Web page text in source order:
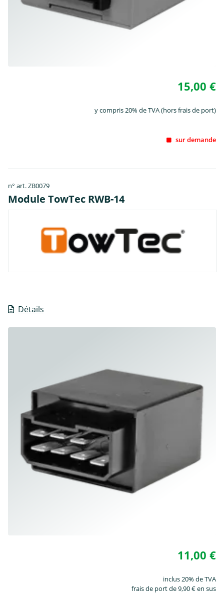
15,00 €
y compris 20% de TVA (hors frais de port)
sur demande
n° art. ZB0079
Module TowTec RWB-14
Détails
11,00 €
inclus 20% de TVA
frais de port de 9,90 € en sus